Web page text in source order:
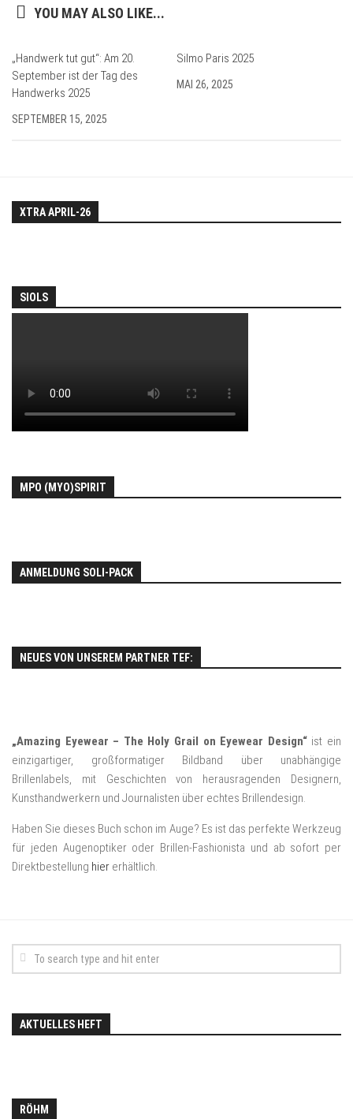
YOU MAY ALSO LIKE...
„Handwerk tut gut“: Am 20.
September ist der Tag des
Handwerks 2025
SEPTEMBER 15, 2025
Silmo Paris 2025
MAI 26, 2025
XTRA APRIL-26
SIOLS
MPO (MYO)SPIRIT
ANMELDUNG SOLI-PACK
NEUES VON UNSEREM PARTNER TEF:
„Amazing Eyewear – The Holy Grail on Eyewear Design“ist ein
einzigartiger, großformatiger Bildband über unabhängige
Brillenlabels, mit Geschichten von herausragenden Designern,
Kunsthandwerkern und Journalisten über echtes Brillendesign.
Haben Sie dieses Buch schon im Auge? Es ist das perfekte Werkzeug
für jeden Augenoptiker oder Brillen-Fashionista und ab sofort per
Direktbestellung hier erhältlich.
AKTUELLES HEFT
RÖHM